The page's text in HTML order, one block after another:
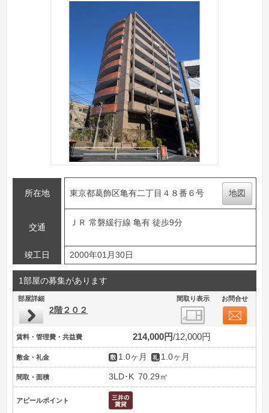
所在地 東京都葛飾区亀有二丁目４８番６号 地図
交通
ＪＲ 常磐緩行線 亀有 徒歩9分
竣工日 2000年01月30日
1部屋の募集があります
部屋詳細 間取り表示 お問合せ
2階２０２
賃料・管理費・共益費 214,000円 12,000円
敷金・礼金 1.0ヶ月 1.0ヶ月
間取・面積 3LD･K 70.29㎡
アピールポイント